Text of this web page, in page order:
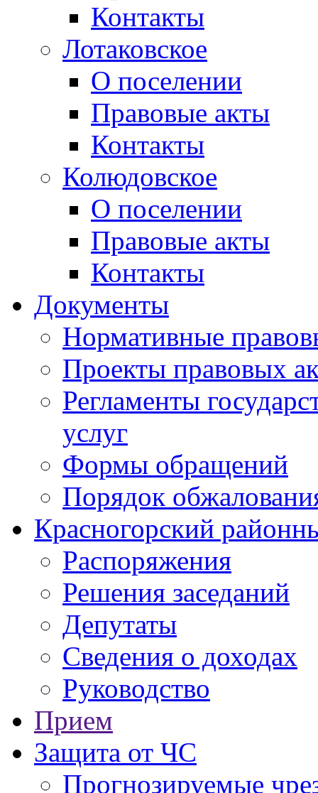
Контакты
Лотаковское
О поселении
Правовые акты
Контакты
Колюдовское
О поселении
Правовые акты
Контакты
Документы
Нормативные
Проекты правовых
Регламенты
услуг
Формы обращений
Порядок
Красногорский
Распоряжения
Решения заседаний
Депутаты
Сведения о доходах
Руководство
Прием
Защита от ЧС
Прогнозируемые